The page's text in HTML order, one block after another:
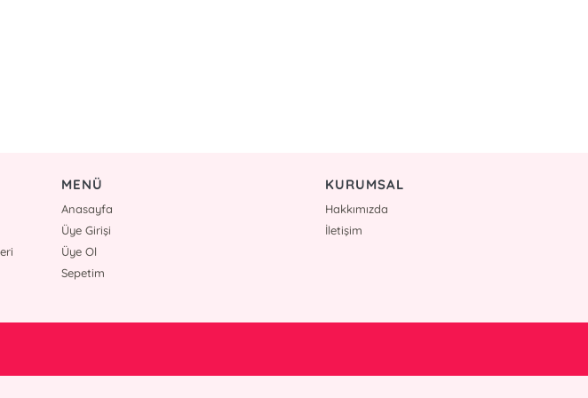
MENÜ
Anasayfa
Üye Girişi
Üye Ol
Sepetim
KURUMSAL
Hakkımızda
İletişim